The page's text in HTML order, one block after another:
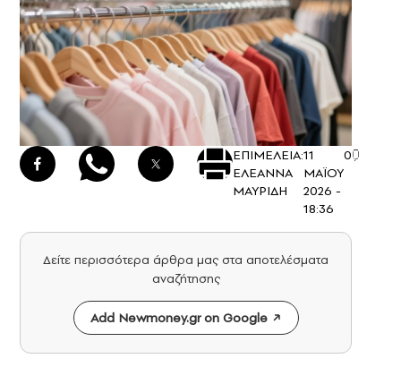
ΕΠΙΜΕΛΕΙΑ:
ΕΛΕΑΝΝΑ
ΜΑΥΡΙΔΗ
11
ΜΑΪΟΥ
2026 -
18:36
0
Δείτε περισσότερα άρθρα μας στα αποτελέσματα
αναζήτησης
Add Newmoney.gr on Google